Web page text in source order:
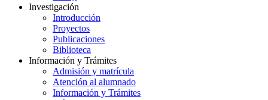
Investigación
Introducción
Proyectos
Publicaciones
Biblioteca
Información y Trámites
Admisión y matrícula
Atención al alumnado
Información y Trámites